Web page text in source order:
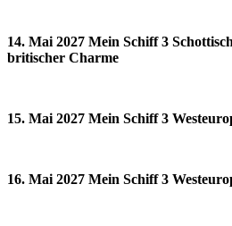
14. Mai 2027 Mein Schiff 3
britischer Charme
15. Mai 2027 Mein Schiff 3
16. Mai 2027 Mein Schiff 3